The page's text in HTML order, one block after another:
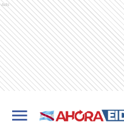
Ads